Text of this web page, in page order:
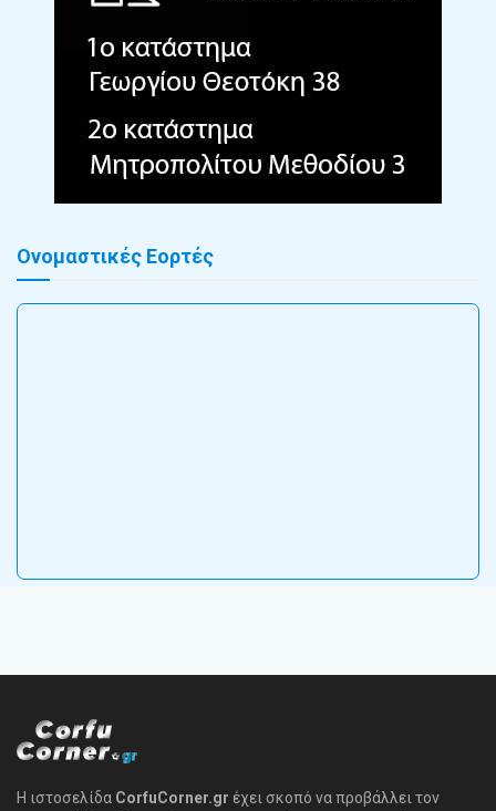
Ονομαστικές Εορτές
Η ιστοσελίδα CorfuCorner.gr έχει σκοπό να προβάλλει τον